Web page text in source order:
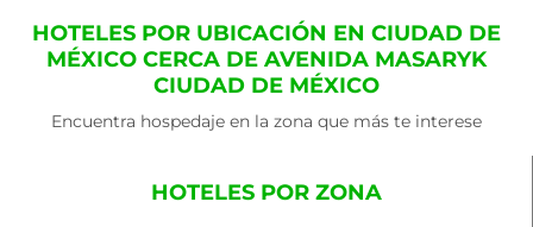
HOTELES POR UBICACIÓN EN CIUDAD DE
MÉXICO CERCA DE AVENIDA MASARYK
CIUDAD DE MÉXICO
Encuentra hospedaje en la zona que más te interese
HOTELES POR ZONA